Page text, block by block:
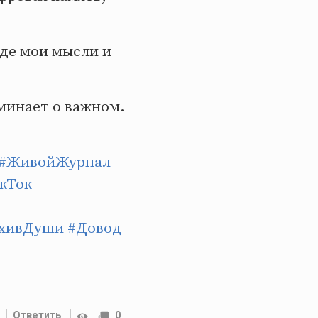
мои мысли и
о важном.
#Довод
Ответить 0